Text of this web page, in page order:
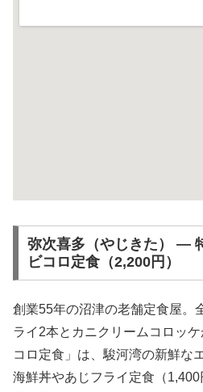
弥次喜多（やじきた） ―
ビコロ定食（2,200円）
創業55年の沼津の老舗定食屋。
ライ2本とカニクリームコロッ
コロ定食」は、駿河湾の新鮮な
海鮮丼やあじフライ定食（